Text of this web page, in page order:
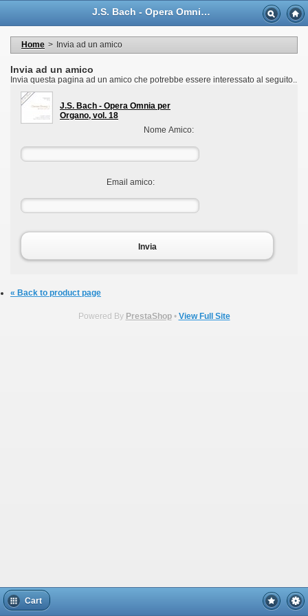
J.S. Bach - Opera Omnia per Organo, vol. 18 - Casa Musicale Eco
Home > Invia ad un amico
Invia ad un amico
Invia questa pagina ad un amico che potrebbe essere interessato al seguito..
J.S. Bach - Opera Omnia per
Organo, vol. 18
Nome Amico:
Email amico:
Invia
« Back to product page
Powered By PrestaShop• View Full Site
Cart
I miei dati personali
My orders
I miei voucher
Logout